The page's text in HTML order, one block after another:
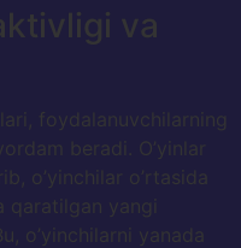
va
foydalanuvchilarning
beradi. O’yinlar
o’yinchilar o’rtasida
qaratilgan yangi
o’yinchilarni yanada